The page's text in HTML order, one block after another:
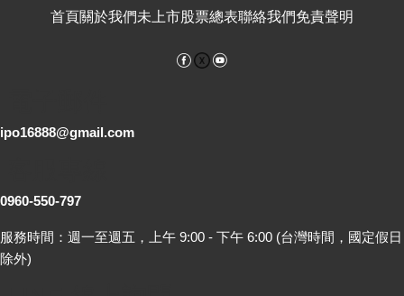
首頁關於我們未上市股票總表聯絡我們免責聲明
Facebook
ipo16888@gmail.com
0960-550-797
服務時間：週一至週五，上午 9:00 - 下午 6:00 (台灣時間，國定假日
除外)